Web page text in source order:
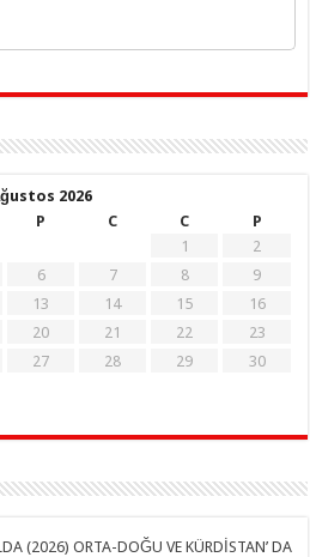
2026
P C C
P
1
2
6 7 8
9
13 14 15
16
20 21 22
23
27 28 29
30
(2026) ORTA-DOĞU VE KÜRDİSTAN’ DA